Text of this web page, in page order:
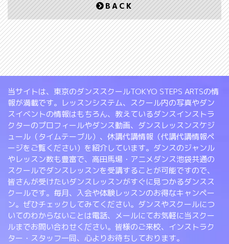
BACK
当サイトは、東京のダンススクールTOKYO STEPS ARTSの情
報が満載です。レッスンシステム、スクール内の写真やダン
スイベントの情報はもちろん、教えているダンスインストラ
クターのプロフィールやダンス動画、ダンスレッスンスケジ
ュール（タイムテーブル）、休講代講情報（代講代講情報ペ
ージをご覧ください）を紹介しています。ダンスのジャンル
やレッスン数も豊富で、高田馬場・アニメダンス池袋共通の
スクールでダンスレッスンを受講することが可能ですので、
皆さんが受けたいダンスレッスンがすぐに見つかるダンスス
クールです。毎月、入会や体験レッスンのお得なキャンペー
ン。ぜひチェックしてみてください。ダンスやスクールにつ
いてのわからないことは電話、メールにてお気軽に当スクー
ルまでお問い合わせください。皆様のご来校、インストラク
ター・スタッフ一同、心よりお待ちしております。